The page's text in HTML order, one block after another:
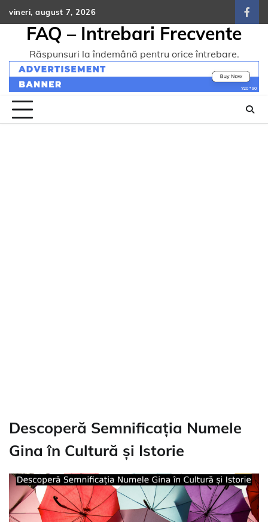
Skip
to
content
vineri, august 7, 2026
FAQ – Intrebari Frecvente
Răspunsuri la îndemână pentru orice întrebare.
Descoperă Semnificația Numele
Gina în Cultură și Istorie